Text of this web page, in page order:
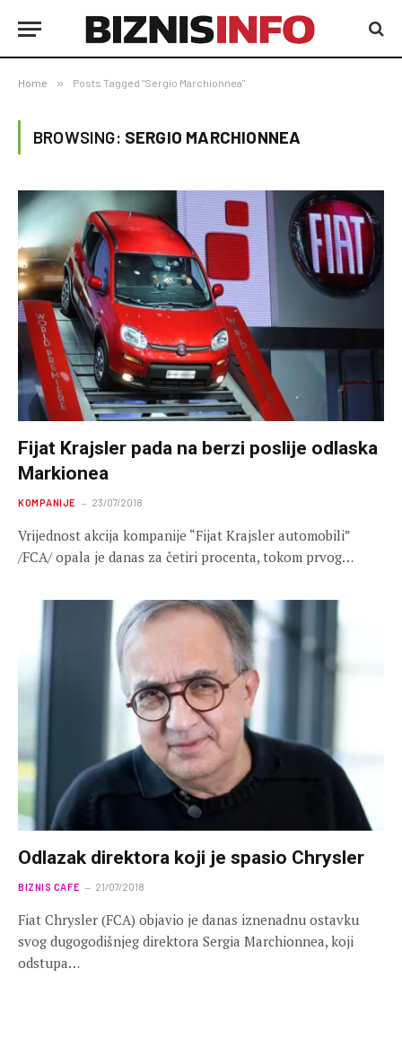
Home » Posts Tagged "Sergio Marchionnea"
BROWSING: SERGIO MARCHIONNEA
Fijat Krajsler pada na berzi poslije odlaska
Markionea
KOMPANIJE 23/07/2018
Vrijednost akcija kompanije “Fijat Krajsler automobili”
/FCA/ opala je danas za četiri procenta, tokom prvog…
Odlazak direktora koji je spasio Chrysler
BIZNIS CAFE 21/07/2018
Fiat Chrysler (FCA) objavio je danas iznenadnu ostavku
svog dugogodišnjeg direktora Sergia Marchionnea, koji
odstupa…